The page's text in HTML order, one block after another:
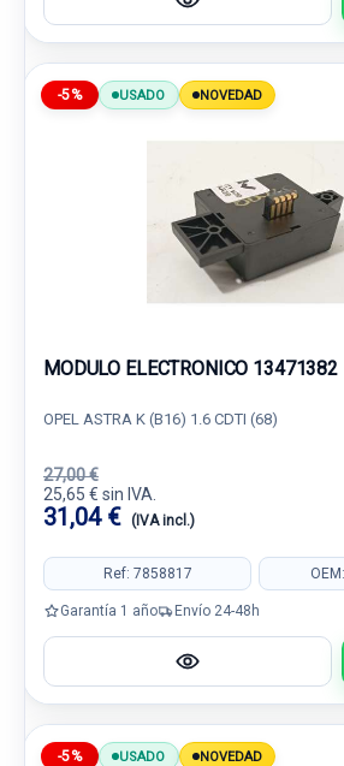
-5% USADO NOVEDAD
MODULO ELECTRONICO 13471382
OPEL ASTRA K (B16) 1.6 CDTI (68)
27,00 €
25,65 € sin IVA.
31,04 € (IVA incl.)
Ref: 7858817
Garantía 1 año Envío 24-48h
-5% USADO NOVEDAD